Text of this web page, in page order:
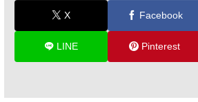
X Facebook
LINE Pinterest